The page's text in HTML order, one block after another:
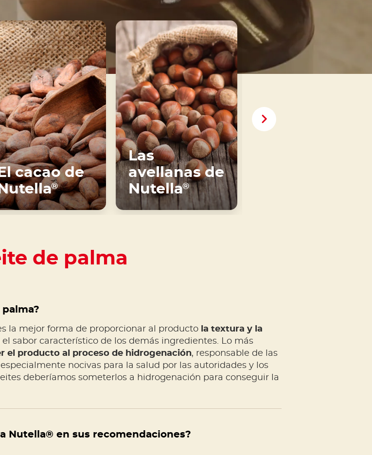
cacao de
®
Las
avellanas de
Nutella®
de palma
la mejor forma de proporcionar al producto la textura y la
sabor característico de los demás ingredientes. Lo más
el producto al proceso de hidrogenación, responsable de las
nocivas para la salud por las autoridades y los
deberíamos someterlos a hidrogenación para conseguir la
Nutella® en sus recomendaciones?